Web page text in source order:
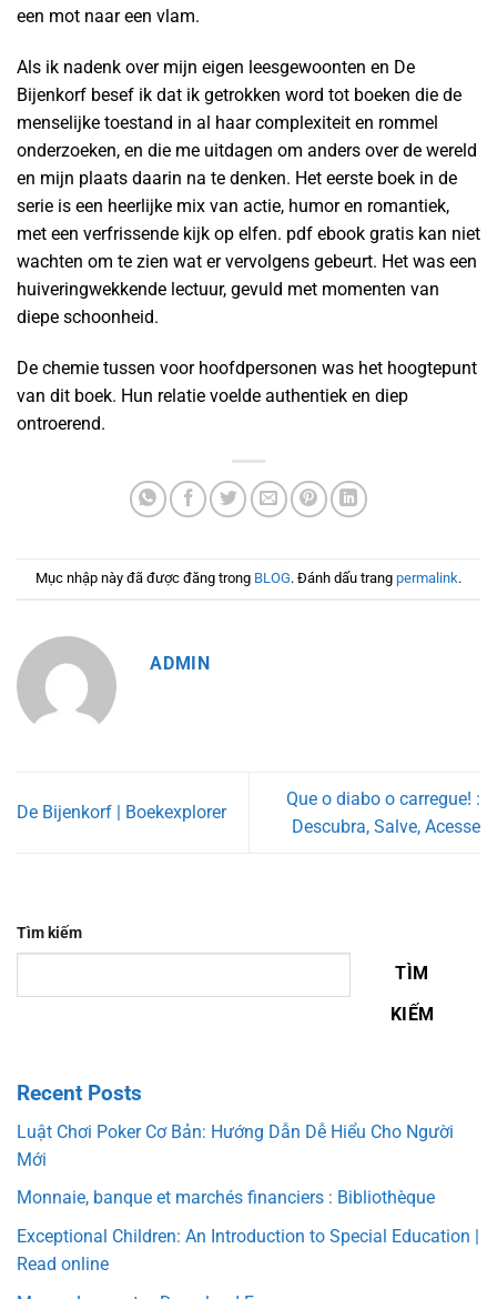
een mot naar een vlam.
Als ik nadenk over mijn eigen leesgewoonten en De
Bijenkorf besef ik dat ik getrokken word tot boeken die de
menselijke toestand in al haar complexiteit en rommel
onderzoeken, en die me uitdagen om anders over de wereld
en mijn plaats daarin na te denken. Het eerste boek in de
serie is een heerlijke mix van actie, humor en romantiek,
met een verfrissende kijk op elfen. pdf ebook gratis kan niet
wachten om te zien wat er vervolgens gebeurt. Het was een
huiveringwekkende lectuur, gevuld met momenten van
diepe schoonheid.
De chemie tussen voor hoofdpersonen was het hoogtepunt
van dit boek. Hun relatie voelde authentiek en diep
ontroerend.
Mục nhập này đã được đăng trong BLOG. Đánh dấu trang permalink.
ADMIN
De Bijenkorf | Boekexplorer
Que o diabo o carregue! :
Descubra, Salve, Acesse
Tìm kiếm
TÌM
KIẾM
Recent Posts
Luật Chơi Poker Cơ Bản: Hướng Dẫn Dễ Hiểu Cho Người
Mới
Monnaie, banque et marchés financiers : Bibliothèque
Exceptional Children: An Introduction to Special Education |
Read online